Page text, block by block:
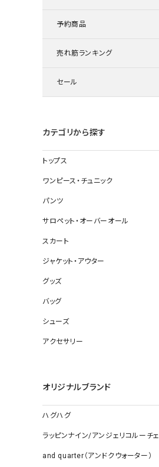
予約商品
売れ筋ランキング
セール
カテゴリから探す
トップス
ワンピース・チュニック
パンツ
サロペット・オーバーオール
スカート
ジャケット・アウター
グッズ
バッグ
シューズ
アクセサリー
オリジナルブランド
ハグハグ
ラッピンナイン/アンジェリコルーチェ
and quarter（アンドクウォーター）